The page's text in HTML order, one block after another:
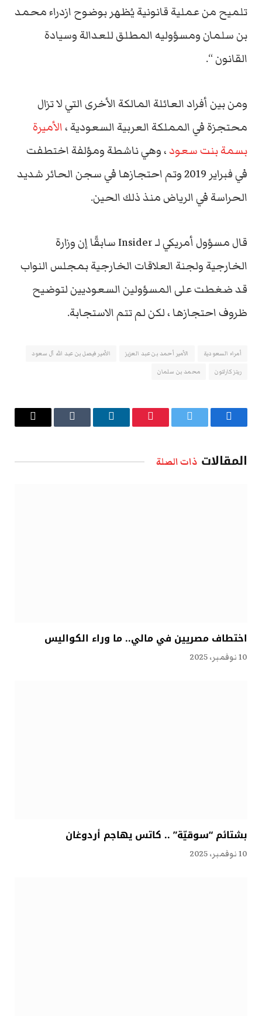
تلميح من عملية قانونية يُظهر بوضوح ازدراء محمد
بن سلمان ومسؤوليه المطلق للعدالة وسيادة
القانون “.
ومن بين أفراد العائلة المالكة الأخرى التي لا تزال
محتجزة في المملكة العربية السعودية ،الأميرة
بسمة بنت سعود، وهي ناشطة ومؤلفة اختطفت
في فبراير 2019 وتم احتجازها في سجن الحائر شديد
الحراسة في الرياض منذ ذلك الحين.
قال مسؤول أمريكي لـ Insider سابقًا إن وزارة
الخارجية ولجنة العلاقات الخارجية بمجلس النواب
قد ضغطت على المسؤولين السعوديين لتوضيح
ظروف احتجازها ، لكن لم تتم الاستجابة.
أمراء السعودية الأمير أحمد بن عبد العزيز
الأمير فيصل بن عبد الله آل سعود
ريتز كارلتون
محمد بن سلمان
فيسبوك تويتر بينتيريستلينكدإن Tumblr
البريد
المقالات ذات الصلة
اختطاف مصريين في مالي.. ما وراء الكواليس
10 نوفمبر، 2025
بشتائم “سوقيّة” .. كاتس يهاجم أردوغان
10 نوفمبر، 2025